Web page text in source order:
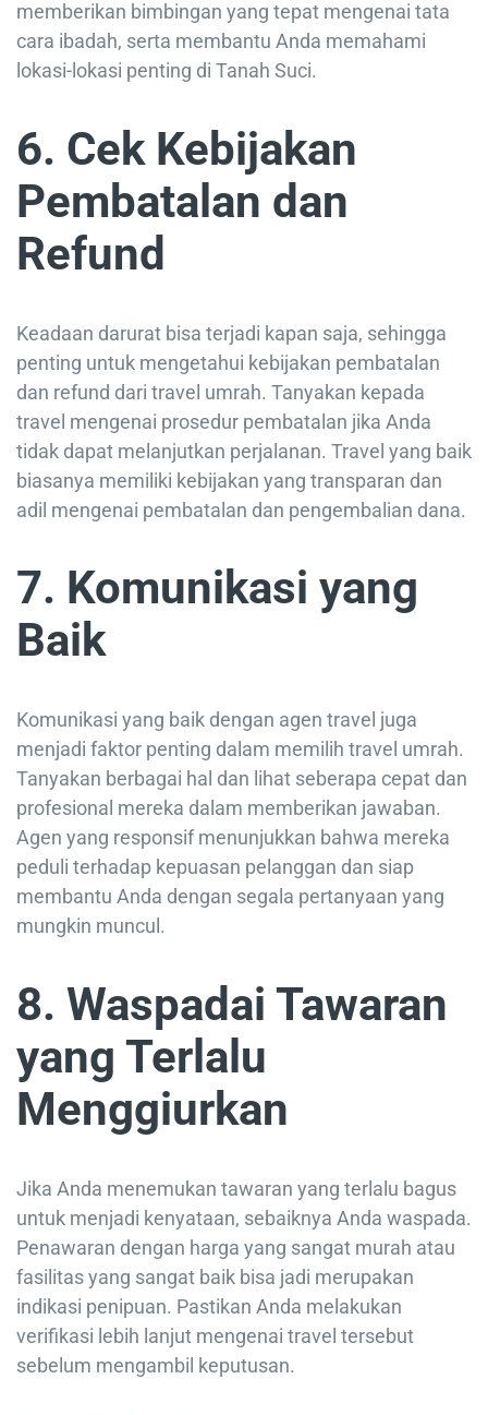
memberikan bimbingan yang tepat mengenai tata
cara ibadah, serta membantu Anda memahami
lokasi-lokasi penting di Tanah Suci.
6. Cek Kebijakan
Pembatalan dan
Refund
Keadaan darurat bisa terjadi kapan saja, sehingga
penting untuk mengetahui kebijakan pembatalan
dan refund dari travel umrah. Tanyakan kepada
travel mengenai prosedur pembatalan jika Anda
tidak dapat melanjutkan perjalanan. Travel yang baik
biasanya memiliki kebijakan yang transparan dan
adil mengenai pembatalan dan pengembalian dana.
7. Komunikasi yang
Baik
Komunikasi yang baik dengan agen travel juga
menjadi faktor penting dalam memilih travel umrah.
Tanyakan berbagai hal dan lihat seberapa cepat dan
profesional mereka dalam memberikan jawaban.
Agen yang responsif menunjukkan bahwa mereka
peduli terhadap kepuasan pelanggan dan siap
membantu Anda dengan segala pertanyaan yang
mungkin muncul.
8. Waspadai Tawaran
yang Terlalu
Menggiurkan
Jika Anda menemukan tawaran yang terlalu bagus
untuk menjadi kenyataan, sebaiknya Anda waspada.
Penawaran dengan harga yang sangat murah atau
fasilitas yang sangat baik bisa jadi merupakan
indikasi penipuan. Pastikan Anda melakukan
verifikasi lebih lanjut mengenai travel tersebut
sebelum mengambil keputusan.